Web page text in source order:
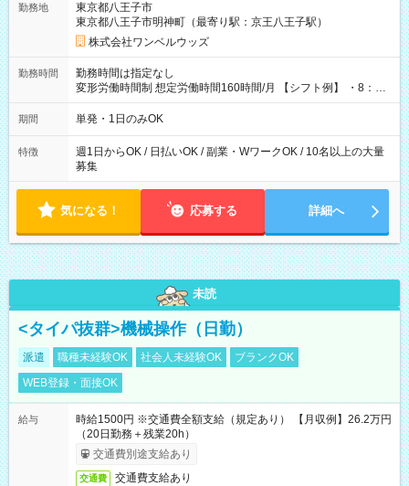
勤務地
東京都八王子市
東京都八王子市明神町（最寄り駅：京王八王子駅）
株式会社ワンベルウッズ
勤務時間
勤務時間は指定なし
変形労働時間制 想定労働時間160時間/月 【シフト例】 ・8：00
～21：00
期間 単発・1日のみOK
特徴
週1日からOK / 日払いOK / 副業・WワークOK / 10名以上の大量
募集
気になる！ 応募する 詳細へ
未読
<タイパ抜群>機械操作（日勤）
派遣 職種未経験OK 社会人未経験OK
ブランクOK
WEB登録・面接OK
給与
時給1500円 ※交通費全額支給（規定あり） 【月収例】26.2万円
（20日勤務＋残業20h）
交通費別途支給あり
交通費 交通費支給あり